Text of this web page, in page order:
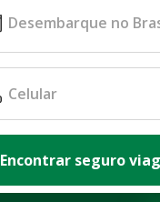
Encontrar seguro